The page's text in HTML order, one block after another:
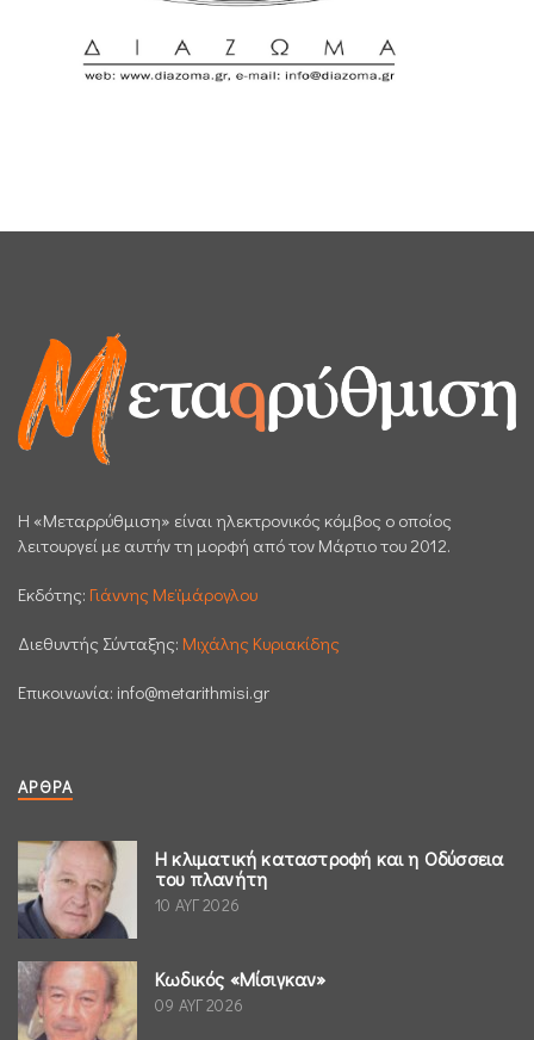
H «Μεταρρύθμιση» είναι ηλεκτρονικός κόμβος ο οποίος
λειτουργεί με αυτήν τη μορφή από τον Μάρτιο του 2012.
Εκδότης: Γιάννης Μεϊμάρογλου
Διεθυντής Σύνταξης: Μιχάλης Κυριακίδης
Επικοινωνία: info@metarithmisi.gr
ΆΡΘΡΑ
Η κλιματική καταστροφή και η Οδύσσεια
του πλανήτη
10 ΑΥΓ 2026
Κωδικός «Μίσιγκαν»
09 ΑΥΓ 2026